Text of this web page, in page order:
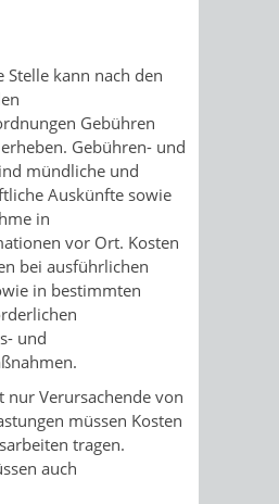
Stelle kann nach den
Gebühren
Gebühren- und
mündliche und
Auskünfte sowie
in
vor Ort. Kosten
bei ausführlichen
in bestimmten
und
nur Verursachende von
müssen Kosten
tragen.
auch